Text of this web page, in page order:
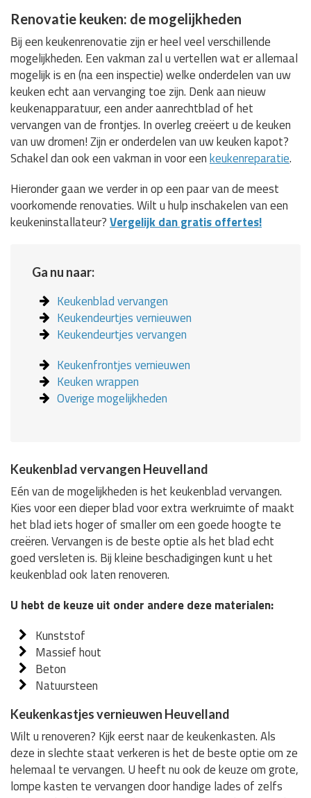
Renovatie keuken: de mogelijkheden
Bij een keukenrenovatie zijn er heel veel verschillende
mogelijkheden. Een vakman zal u vertellen wat er allemaal
mogelijk is en (na een inspectie) welke onderdelen van uw
keuken echt aan vervanging toe zijn. Denk aan nieuw
keukenapparatuur, een ander aanrechtblad of het
vervangen van de frontjes. In overleg creëert u de keuken
van uw dromen! Zijn er onderdelen van uw keuken kapot?
Schakel dan ook een vakman in voor eenkeukenreparatie.
Hieronder gaan we verder in op een paar van de meest
voorkomende renovaties. Wilt u hulp inschakelen van een
keukeninstallateur?Vergelijk dan gratis offertes!
Ga nu naar:
Keukenblad vervangen
Keukendeurtjes vernieuwen
Keukendeurtjes vervangen
Keukenfrontjes vernieuwen
Keuken wrappen
Overige mogelijkheden
Keukenblad vervangen Heuvelland
Eén van de mogelijkheden is het keukenblad vervangen.
Kies voor een dieper blad voor extra werkruimte of maakt
het blad iets hoger of smaller om een goede hoogte te
creëren. Vervangen is de beste optie als het blad echt
goed versleten is. Bij kleine beschadigingen kunt u het
keukenblad ook laten renoveren.
U hebt de keuze uit onder andere deze materialen:
Kunststof
Massief hout
Beton
Natuursteen
Keukenkastjes vernieuwen Heuvelland
Wilt u renoveren? Kijk eerst naar de keukenkasten. Als
deze in slechte staat verkeren is het de beste optie om ze
helemaal te vervangen. U heeft nu ook de keuze om grote,
lompe kasten te vervangen door handige lades of zelfs